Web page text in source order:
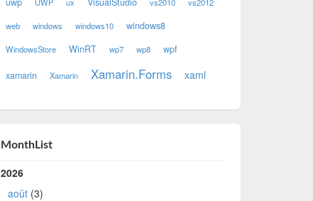
web windows windows10 windows8
WindowsStore WinRT wp7 wp8 wpf
xamarin Xamarin Xamarin.Forms xaml
MonthList
2026
août(3)